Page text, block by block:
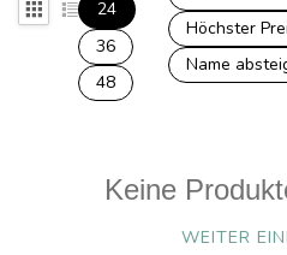
24
36
48
Höchster
Name
Keine
WEITER